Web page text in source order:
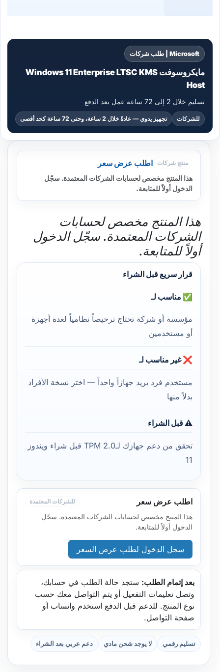
Microsoft | طلب شركات
مايكروسوفت Windows 11 Enterprise LTSC KMS
Host
تسليم خلال 2 إلى 72 ساعة عمل بعد الدفع
للشركات تجهيز يدوي — عادةً خلال 2 ساعة، وحتى 72 ساعة كحد أقصى
منتج شركات اطلب عرض سعر
هذا المنتج مخصص لحسابات الشركات المعتمدة. سجّل
الدخول أولاً للمتابعة.
هذا المنتج مخصص لحسابات
الشركات المعتمدة. سجّل الدخول
أولاً للمتابعة.
قرار سريع قبل الشراء
✅ مناسب لـ
مؤسسة أو شركة تحتاج ترخيصاً نظامياً لعدة أجهزة
أو مستخدمين
❌ غير مناسب لـ
مستخدم فرد يريد جهازاً واحداً — اختر نسخة الأفراد
بدلاً منها
⚠️ قبل الشراء
تحقق من دعم جهازك لـTPM 2.0 قبل شراء ويندوز
11
اطلب عرض سعر للشركات المعتمدة
هذا المنتج مخصص لحسابات الشركات المعتمدة. سجّل
الدخول أولاً للمتابعة.
سجل الدخول لطلب عرض السعر
بعد إتمام الطلب: ستجد حالة الطلب في حسابك،
وتصل تعليمات التفعيل أو يتم التواصل معك حسب
نوع المنتج. للدعم قبل الدفع استخدم واتساب أو
صفحة التواصل.
تسليم رقمي لا يوجد شحن مادي دعم عربي بعد الشراء